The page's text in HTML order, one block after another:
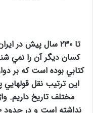
تا ۲۳۰ سال پيش در
كسان ديگر آن را نمي
كتابي بوده است كه بر
اين ترتيب نقل قولهايي
مختلف تاريخ داريم.